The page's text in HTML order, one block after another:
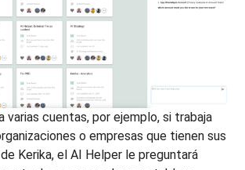
varias cuentas, por ejemplo, si trabaja
o empresas que tienen sus
Kerika, el AI Helper le preguntará